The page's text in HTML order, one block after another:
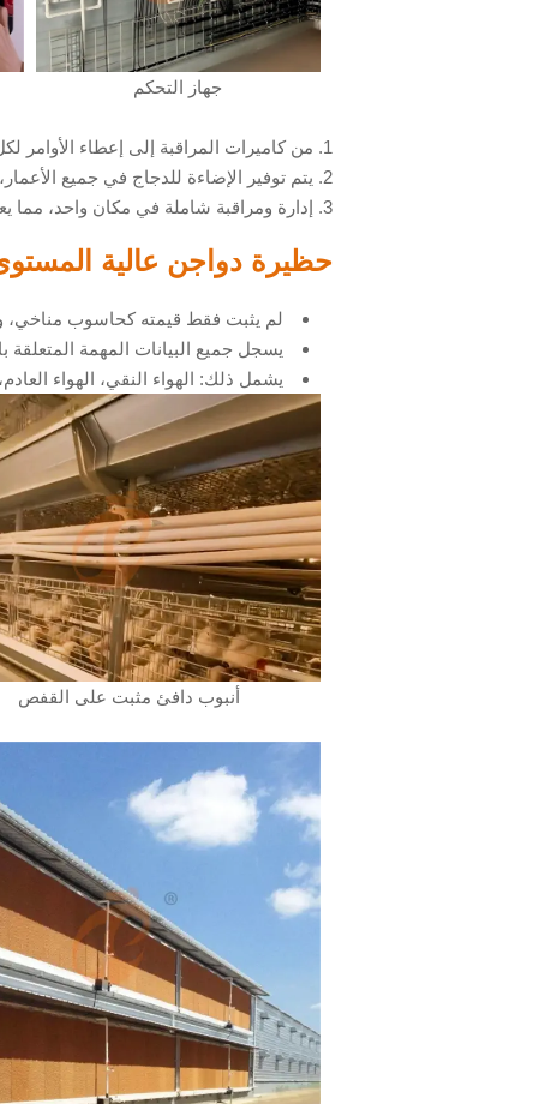
جهاز التحكم
1. من كاميرات المراقبة إلى إعطاء الأوامر لكل حظيرة، من جمع البيانات إلى تقرير تحليل البيانات بالذكاء الاصطناعي، وكشف الحالات غير الطبيعية ونظام الإنذار.
2. يتم توفير الإضاءة للدجاج في جميع الأعمار، مما يعزز مناعتها ويزيد من إنتاجيتها.
3. إدارة ومراقبة شاملة في مكان واحد، مما يعزز باستمرار أرباح المزرعة.
حظيرة دواجن عالية
لم يثبت فقط قيمته كحاسوب مناخي،
يسجل جميع البيانات المهمة المتعلقة
يشمل ذلك: الهواء النقي، الهواء
أنبوب دافئ مثبت على القفص